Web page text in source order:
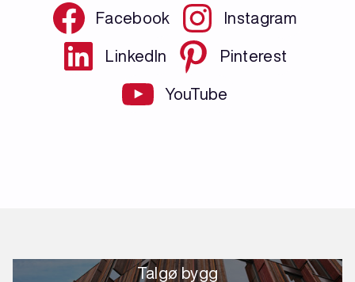
Facebook Instagram
LinkedIn Pinterest
YouTube
Talgø bygg